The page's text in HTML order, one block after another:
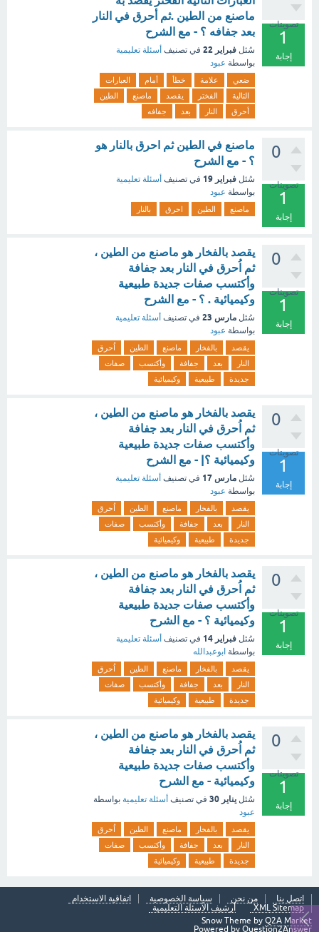
تصويتات
1
إجابة
ماصنع من الطين .ثم أحرق في النار
بعد جفافه ؟ - مع الشرح
سُئل فبراير 22 في تصنيف أسئلة تعليمية
بواسطة عبود
ضعي علامة خطأ أمام
العبارات
التالية
الفختر يقصد ماصنع
الطين
أحرق
النار بعد جفافه
0
تصويتات
1
إجابة
ماصنع في الطين ثم احرق بالنار هو
؟ - مع الشرح
سُئل فبراير 19 في تصنيف أسئلة تعليمية
بواسطة عبود
ماصنع الطين احرق بالنار
0
تصويتات
1
إجابة
يقصد بالفخار هو ماصنع من الطين ،
ثم اُحرق في النار بعد جفافة
وأكتسب صفات جديدة طبيعية
وكيميائية . ؟ - مع الشرح
سُئل مارس 23 في تصنيف أسئلة تعليمية
بواسطة عبود
يقصد بالفخار ماصنع الطين
اُحرق
النار
بعد جفافة وأكتسب
صفات
جديدة
طبيعية وكيميائية
0
تصويتات
1
إجابة
يقصد بالفخار هو ماصنع من الطين ،
ثم اُحرق في النار بعد جفافة
وأكتسب صفات جديدة طبيعية
وكيميائية ؟| - مع الشرح
سُئل مارس 17 في تصنيف أسئلة تعليمية
بواسطة عبود
يقصد بالفخار ماصنع الطين
اُحرق
النار
بعد جفافة وأكتسب
صفات
جديدة
طبيعية وكيميائية
0
تصويتات
1
إجابة
يقصد بالفخار هو ماصنع من الطين ،
ثم اُحرق في النار بعد جفافة
وأكتسب صفات جديدة طبيعية
وكيميائية ؟ - مع الشرح
سُئل فبراير 14 في تصنيف أسئلة تعليمية
بواسطة ابوعبدالله
يقصد بالفخار ماصنع الطين
اُحرق
النار
بعد جفافة وأكتسب
صفات
جديدة
طبيعية وكيميائية
0
تصويتات
1
إجابة
يقصد بالفخار هو ماصنع من الطين ،
ثم اُحرق في النار بعد جفافة
وأكتسب صفات جديدة طبيعية
وكيميائية - مع الشرح
سُئل يناير 30 في تصنيف أسئلة تعليمية بواسطة
عبود
يقصد بالفخار ماصنع الطين
اُحرق
النار
بعد جفافة وأكتسب
صفات
جديدة
طبيعية وكيميائية
اتصل بنا من نحن سياسة الخصوصية
اتفاقية الاستخدام
XML Sitemap
أرشيف الأسئلة التعليمية
Snow Theme by Q2A Market
Powered by Question2Answer